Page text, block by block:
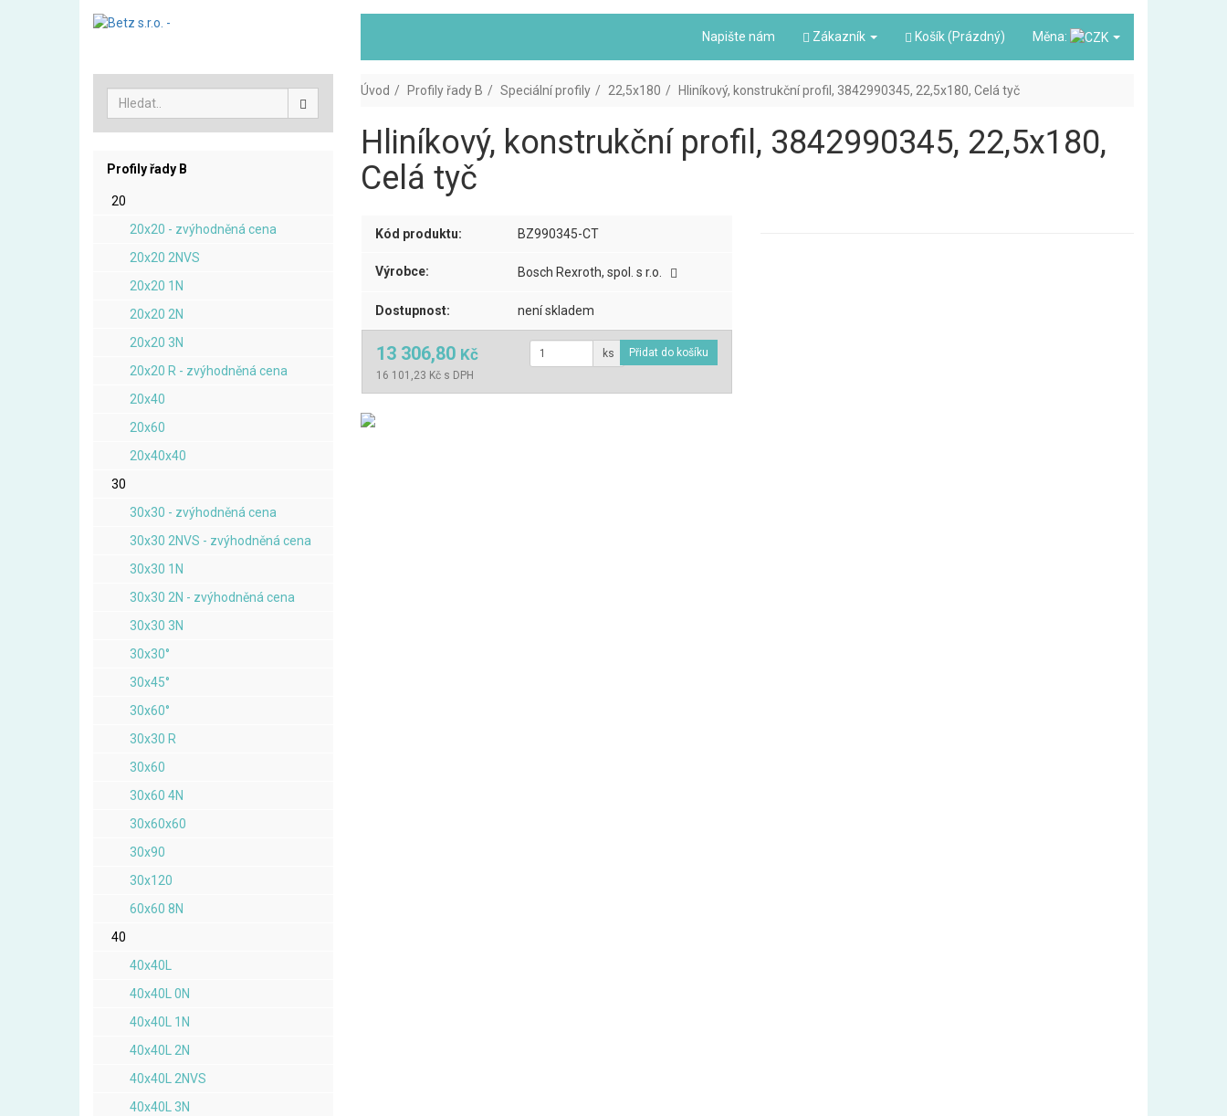
Napište nám Zákazník Košík (Prázdný) Měna:
Profily řady B
20
20x20 - zvýhodněná cena
20x20 2NVS
20x20 1N
20x20 2N
20x20 3N
20x20 R - zvýhodněná cena
20x40
20x60
20x40x40
30
30x30 - zvýhodněná cena
30x30 2NVS - zvýhodněná cena
30x30 1N
30x30 2N - zvýhodněná cena
30x30 3N
30x30°
30x45°
30x60°
30x30 R
30x60
30x60 4N
30x60x60
30x90
30x120
60x60 8N
40
40x40L
40x40L 0N
40x40L 1N
40x40L 2N
40x40L 2NVS
40x40L 3N
Úvod Profily řady B Speciální profily 22,5x180 Hliníkový, konstrukční profil, 3842990345, 22,5x180, Celá tyč
Hliníkový, konstrukční profil, 3842990345, 22,5x180,
Celá tyč
Kód produktu: BZ990345-CT
Výrobce: Bosch Rexroth, spol. s r.o.
Dostupnost: není skladem
13 306,80 Kč
16 101,23 Kč s DPH
ks